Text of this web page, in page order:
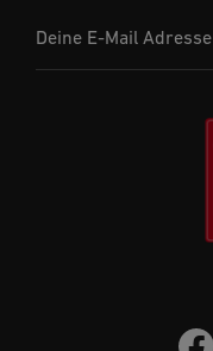
Deine E-Mail Adresse